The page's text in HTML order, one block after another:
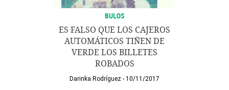
BULOS
ES FALSO QUE LOS CAJEROS
AUTOMÁTICOS TIÑEN DE
VERDE LOS BILLETES
ROBADOS
Darinka Rodríguez 10/11/2017